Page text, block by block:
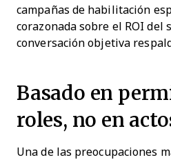
campañas de habilitación
corazonada sobre el ROI del
conversación objetiva
Basado en
roles, no en
Una de las preocupaciones